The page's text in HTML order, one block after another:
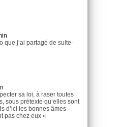
que j’ai partagé de suite-
sa loi, à raser toutes
sous prétexte qu’elles sont
d’ici les bonnes âmes
pas chez eux «